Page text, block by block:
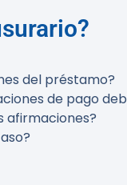
del préstamo?
de pago
afirmaciones?